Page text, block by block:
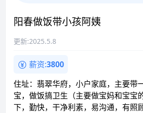
阳春做饭带小孩阿姨
更新:2025.5.8
薪资:3800
住址：翡翠华府，小户家庭，主要带
宝，做饭搞卫生（主要做宝妈和宝宝
下，勤快，干净利素，易沟通，有照